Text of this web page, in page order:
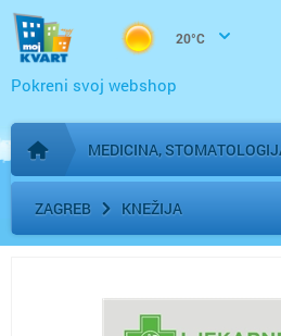
20°C
Pokreni svoj webshop
Početna stranica
MEDICINA,
ZAGREB KNEŽIJA